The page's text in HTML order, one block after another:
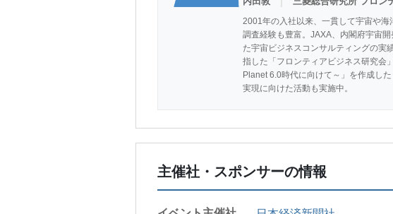
2001年の入社以来、一貫して宇宙や
調査経験も豊富。JAXA、内閣府宇宙
た宇宙ビジネスコンサルティングの実
指した「フロンティアビジネス研究会
Planet 6.0時代に向けて～」を作成し
実現に向けた活動も実施中。
主催社・スポンサーの情報